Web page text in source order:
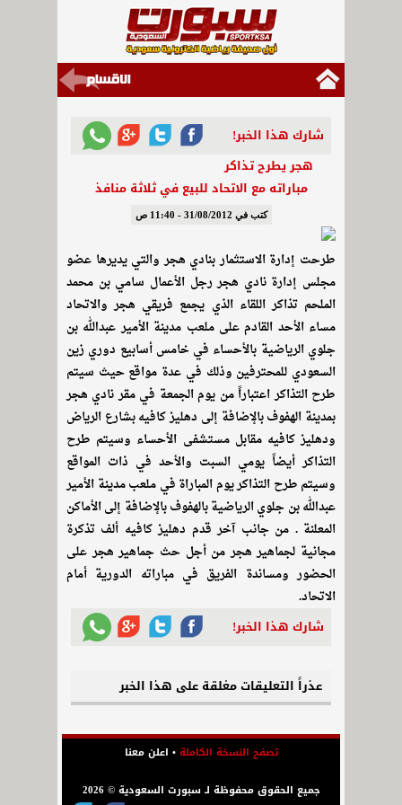
شارك هذا الخبر!
هجر يطرح تذاكر
مباراته مع الاتحاد للبيع في ثلاثة منافذ
كتب في 31/08/2012 - 11:40 ص
طرحت إدارة الاستثمار بنادي هجر والتي يديرها عضو
مجلس إدارة نادي هجر رجل الأعمال سامي بن محمد
الملحم تذاكر اللقاء الذي يجمع فريقي هجر والاتحاد
مساء الأحد القادم على ملعب مدينة الأمير عبدالله بن
جلوي الرياضية بالأحساء في خامس أسابيع دوري زين
السعودي للمحترفين وذلك في عدة مواقع حيث سيتم
طرح التذاكر اعتباراً من يوم الجمعة في مقر نادي هجر
بمدينة الهفوف بالإضافة إلى دهليز كافيه بشارع الرياض
ودهليز كافيه مقابل مستشفى الأحساء وسيتم طرح
التذاكر أيضاً يومي السبت والأحد في ذات المواقع
وسيتم طرح التذاكر يوم المباراة في ملعب مدينة الأمير
عبدالله بن جلوي الرياضية بالهفوف بالإضافة إلى الأماكن
المعلنة . من جانب آخر قدم دهليز كافيه ألف تذكرة
مجانية لجماهير هجر من أجل حث جماهير هجر على
الحضور ومساندة الفريق في مباراته الدورية أمام
الاتحاد.
شارك هذا الخبر!
عذراً التعليقات مغلقة على هذا الخبر
تصفح النسخة الكاملة• اعلن معنا
جميع الحقوق محفوظة لـ سبورت السعودية © 2026